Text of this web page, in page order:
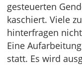
gesteuerten
kaschiert. Viele
hinterfragen
Eine
statt. Es wird